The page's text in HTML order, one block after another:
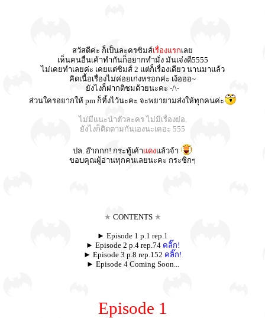
สวัสดีค่ะ ก็เป็นละครซิมส์เรื่องแรกเลย
เห็นคนอื่นเค้าทำกันก็อยากทำมั่ง มันเจ๋งดี5555
ไม่เคยทำเลยค่ะ เคยแต่ซิมส์ 2 แต่ก็เรื่องเดียว นานมาแล้ว
คิดเนื้อเรื่องไม่ค่อยเก่งหรอกค่ะ เง้อออ~
ยังไงก็ฝากติชมด้วยนะคะ -/\-
ส่วนใครอยากให้ pm ก็ทิ้งไว้นะคะ จะพยายามส่งให้ทุกคนค่ะ
ไม่มีแนะนำตัวละคร ไม่มีเรื่องย่อ.
ยังไงก็ติดตามกันเองนะเคอะ 555
ปล. อ๊ากกก! กระทู้เค้าแดงแล้วจ้า
ขอบคุณผู้อ่านทุกคนเลยนะคะ กระซิกๆ
★ CONTENTS ★
► Episode 1 p.1 rep.1
► Episode 2 p.4 rep.74 คลิ๊ก!
► Episode 3 p.8 rep.152 คลิ๊ก!
► Episode 4 Coming Soon...
Episode 1